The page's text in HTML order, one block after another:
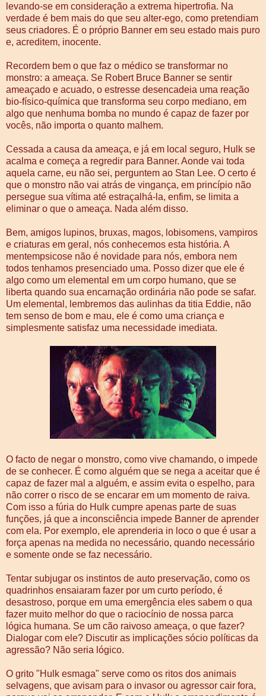
levando-se em consideração a extrema hipertrofia. Na
verdade é bem mais do que seu alter-ego, como pretendiam
seus criadores. É o próprio Banner em seu estado mais puro
e, acreditem, inocente.
Recordem bem o que faz o médico se transformar no
monstro: a ameaça. Se Robert Bruce Banner se sentir
ameaçado e acuado, o estresse desencadeia uma reação
bio-físico-química que transforma seu corpo mediano, em
algo que nenhuma bomba no mundo é capaz de fazer por
vocês, não importa o quanto malhem.
Cessada a causa da ameaça, e já em local seguro, Hulk se
acalma e começa a regredir para Banner. Aonde vai toda
aquela carne, eu não sei, perguntem ao Stan Lee. O certo é
que o monstro não vai atrás de vingança, em princípio não
persegue sua vítima até estraçalhá-la, enfim, se limita a
eliminar o que o ameaça. Nada além disso.
Bem, amigos lupinos, bruxas, magos, lobisomens, vampiros
e criaturas em geral, nós conhecemos esta história. A
mentempsicose não é novidade para nós, embora nem
todos tenhamos presenciado uma. Posso dizer que ele é
algo como um elemental em um corpo humano, que se
liberta quando sua encarnação ordinária não pode se safar.
Um elemental, lembremos das aulinhas da titia Eddie, não
tem senso de bom e mau, ele é como uma criança e
simplesmente satisfaz uma necessidade imediata.
O facto de negar o monstro, como vive chamando, o impede
de se conhecer. É como alguém que se nega a aceitar que é
capaz de fazer mal a alguém, e assim evita o espelho, para
não correr o risco de se encarar em um momento de raiva.
Com isso a fúria do Hulk cumpre apenas parte de suas
funções, já que a inconsciência impede Banner de aprender
com ela. Por exemplo, ele aprenderia in loco o que é usar a
força apenas na medida no necessário, quando necessário
e somente onde se faz necessário.
Tentar subjugar os instintos de auto preservação, como os
quadrinhos ensaiaram fazer por um curto período, é
desastroso, porque em uma emergência eles sabem o qua
fazer muito melhor do que o raciocínio de nossa parca
lógica humana. Se um cão raivoso ameaça, o que fazer?
Dialogar com ele? Discutir as implicações sócio políticas da
agressão? Não seria lógico.
O grito "Hulk esmaga" serve como os ritos dos animais
selvagens, que avisam para o invasor ou agressor cair fora,